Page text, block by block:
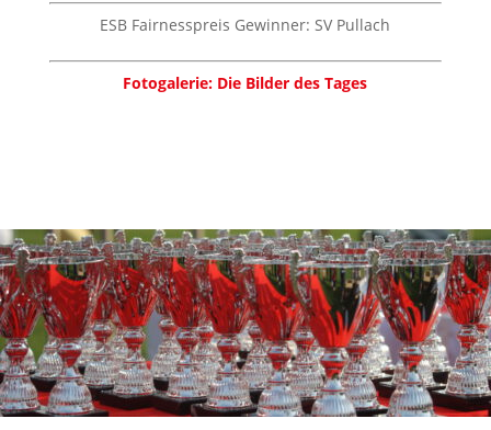
ESB Fairnesspreis Gewinner: SV Pullach
Fotogalerie: Die Bilder des Tages